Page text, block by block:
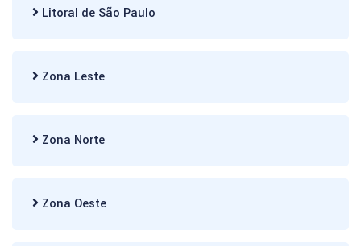
Litoral de São Paulo
Zona Leste
Zona Norte
Zona Oeste